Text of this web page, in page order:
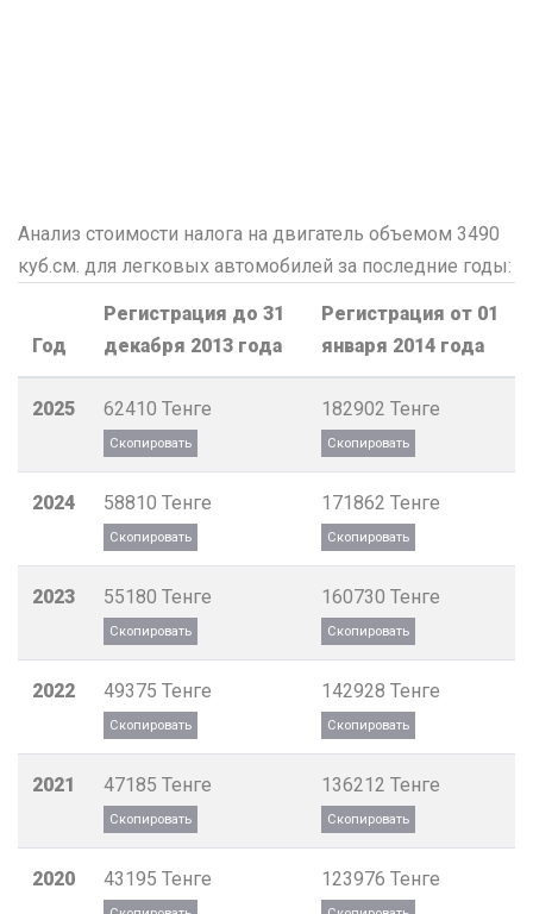
Анализ стоимости налога на двигатель объемом 3490
куб.см. для легковых автомобилей за последние годы:
Год
Регистрация до 31
декабря 2013 года
Регистрация от 01
января 2014 года
2025 62410 Тенге 182902 Тенге
2024 58810 Тенге 171862 Тенге
2023 55180 Тенге 160730 Тенге
2022 49375 Тенге 142928 Тенге
2021 47185 Тенге 136212 Тенге
2020 43195 Тенге 123976 Тенге